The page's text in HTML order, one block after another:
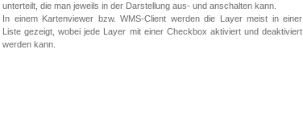
unterteilt, die man jeweils in der Darstellung aus- und anschalten kann.
In einem Kartenviewer bzw. WMS-Client werden die Layer meist in einer
Liste gezeigt, wobei jede Layer mit einer Checkbox aktiviert und deaktiviert
werden kann.